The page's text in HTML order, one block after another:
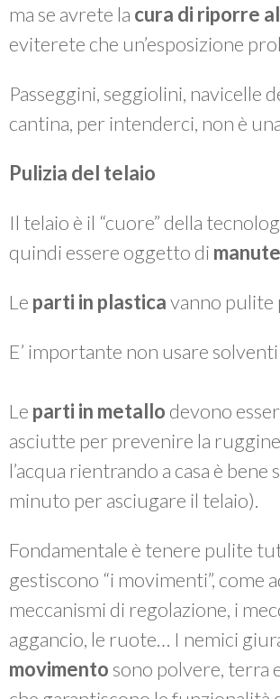
ma se avrete la cura di riporre
eviterete che un’esposizione
Passeggini, seggiolini, navicelle
cantina, per intenderci, non è
Pulizia del telaio
Il telaio è il “cuore” della
quindi essere oggetto di
Le parti in plasticavanno pulite
E’ importante non usare
Le parti in metallo devono
asciutte per prevenire la
l’acqua rientrando a casa è
minuto per asciugare il telaio).
Fondamentale è tenere pulite
gestiscono “i movimenti”, come
meccanismi di regolazione, i
aggancio, le ruote… I nemici
movimento sono polvere, terra